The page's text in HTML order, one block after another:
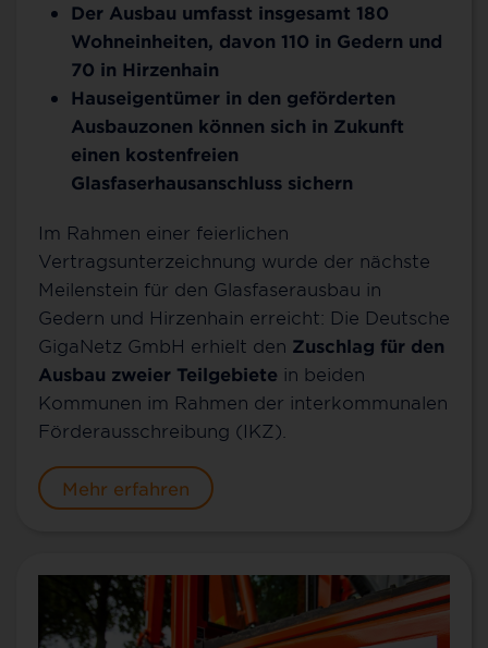
Der Ausbau umfasst insgesamt 180
Wohneinheiten, davon 110 in Gedern und
70 in Hirzenhain
Hauseigentümer in den geförderten
Ausbauzonen können sich in Zukunft
einen kostenfreien
Glasfaserhausanschluss sichern
Im Rahmen einer feierlichen
Vertragsunterzeichnung wurde der nächste
Meilenstein für den Glasfaserausbau in
Gedern und Hirzenhain erreicht: Die Deutsche
GigaNetz GmbH erhielt den Zuschlag für den
Ausbau zweier Teilgebiete in beiden
Kommunen im Rahmen der interkommunalen
Förderausschreibung (IKZ).
Mehr erfahren